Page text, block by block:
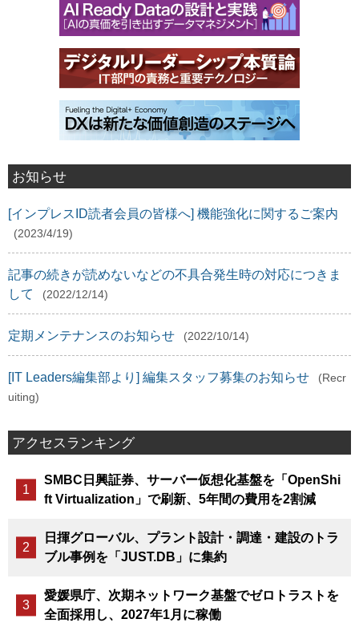
お知らせ
[インプレスID読者会員の皆様へ] 機能強化に関するご案内
(2023/4/19)
記事の続きが読めないなどの不具合発生時の対応につきま
して
(2022/12/14)
定期メンテナンスのお知らせ (2022/10/14)
[IT Leaders編集部より] 編集スタッフ募集のお知らせ
(Recr
uiting)
アクセスランキング
SMBC日興証券、サーバー仮想化基盤を「OpenShi
ft Virtualization」で刷新、5年間の費用を2割減
日揮グローバル、プラント設計・調達・建設のトラ
ブル事例を「JUST.DB」に集約
愛媛県庁、次期ネットワーク基盤でゼロトラストを
全面採用し、2027年1月に稼働